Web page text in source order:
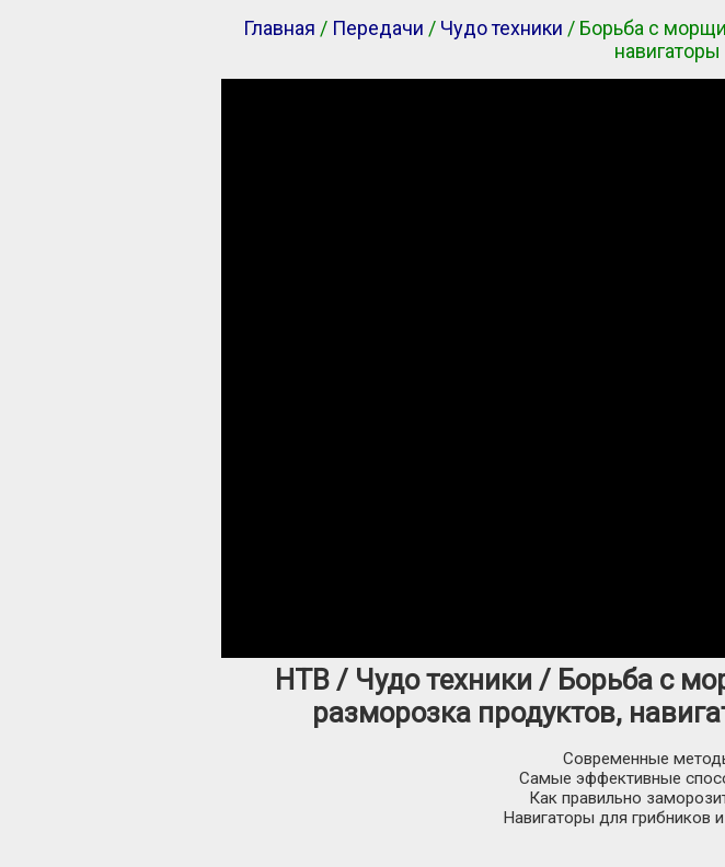
Главная / Передачи / Чудо техники / Борьба с
НТВ / Чудо техники / Борьба с
разморозка продуктов,
Современные
Самые эффективные
Как правильно
Навигаторы для грибников